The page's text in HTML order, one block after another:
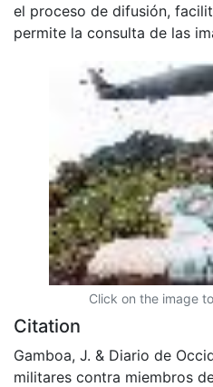
el proceso de difusión,
permite la consulta de las
Click on the image
Citation
Gamboa, J. & Diario de
militares contra miembros